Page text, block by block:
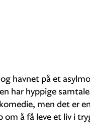
havnet på et
har hyppige
men det er
om å få leve et liv i